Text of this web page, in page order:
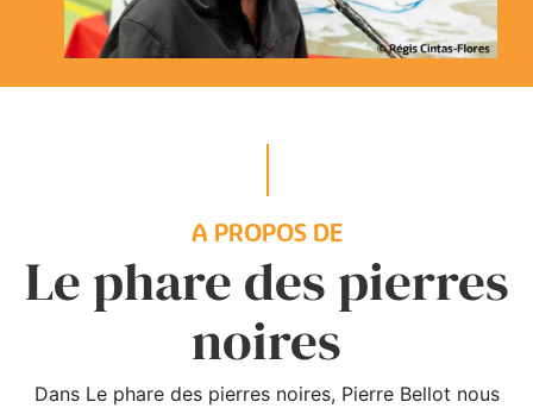
A PROPOS DE
Le phare des pierres
noires
Dans Le phare des pierres noires, Pierre Bellot nous